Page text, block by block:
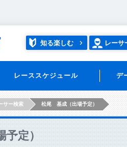
知る楽しむ レーサ
レーススケジュール デ
サー検索 松尾 基成（出場予定）
予定）